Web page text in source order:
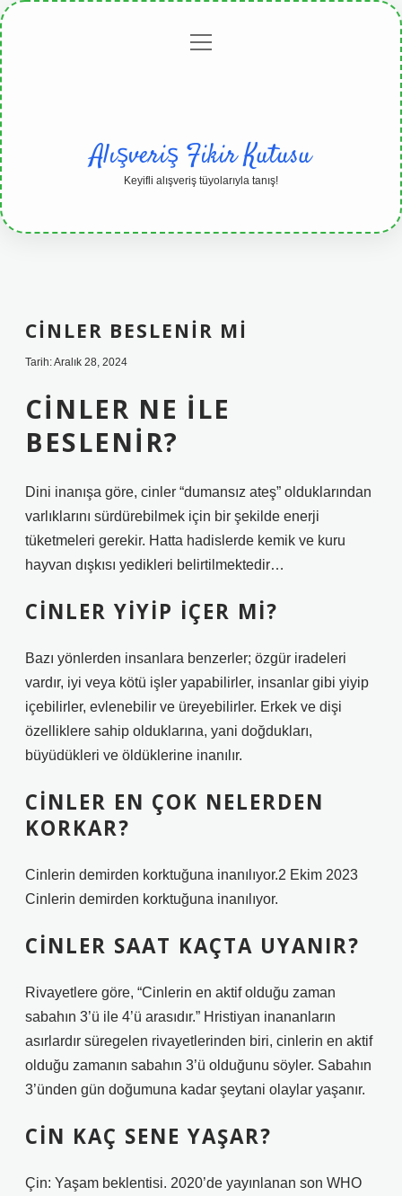
Gizlilikmenüyü
Alışveriş Fikir Kutusu
Keyifli alışveriş tüyolarıyla tanış!
CINLER BESLENIR MI
Tarih: Aralık 28, 2024
CINLER NE ILE
BESLENIR?
Dini inanışa göre, cinler “dumansız ateş” olduklarından
varlıklarını sürdürebilmek için bir şekilde enerji
tüketmeleri gerekir. Hatta hadislerde kemik ve kuru
hayvan dışkısı yedikleri belirtilmektedir…
CINLER YIYIP IÇER MI?
Bazı yönlerden insanlara benzerler; özgür iradeleri
vardır, iyi veya kötü işler yapabilirler, insanlar gibi yiyip
içebilirler, evlenebilir ve üreyebilirler. Erkek ve dişi
özelliklere sahip olduklarına, yani doğdukları,
büyüdükleri ve öldüklerine inanılır.
CINLER EN ÇOK NELERDEN
KORKAR?
Cinlerin demirden korktuğuna inanılıyor.2 Ekim 2023
Cinlerin demirden korktuğuna inanılıyor.
CINLER SAAT KAÇTA UYANIR?
Rivayetlere göre, “Cinlerin en aktif olduğu zaman
sabahın 3’ü ile 4’ü arasıdır.” Hristiyan inananların
asırlardır süregelen rivayetlerinden biri, cinlerin en aktif
olduğu zamanın sabahın 3’ü olduğunu söyler. Sabahın
3’ünden gün doğumuna kadar şeytani olaylar yaşanır.
CIN KAÇ SENE YAŞAR?
Çin: Yaşam beklentisi. 2020’de yayınlanan son WHO